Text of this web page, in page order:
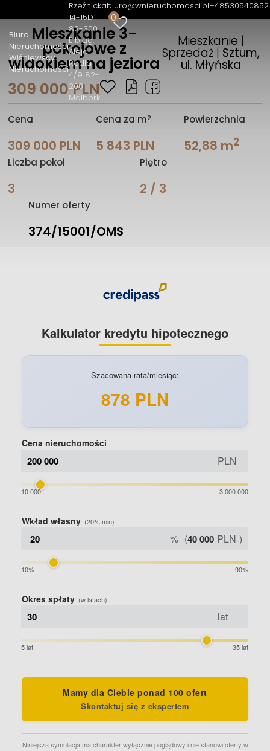
Biuro
Nieruchomości
Wiśniewscy
Nieruchomości
Rzeźnicka
14-15D
82-300
Elbląg
Aleja
Rodła
4/9 82-
200
Malbork
biuro@wnieruchomosci.pl+48530540852
0
Mieszkanie 3-
pokojowe z
widokiem na jeziora
Mieszkanie |
Sprzedaż | Sztum,
ul. Młyńska
309 000 PLN
Cena
309 000 PLN
Cena za m2
5 843 PLN
Powierzchnia
52,88 m2
Liczba pokoi
3
Piętro
2 / 3
Numer oferty
374/15001/OMS